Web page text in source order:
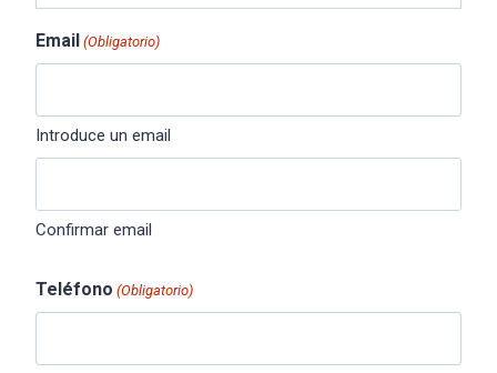
Email (Obligatorio)
Introduce un email
Confirmar email
Teléfono (Obligatorio)